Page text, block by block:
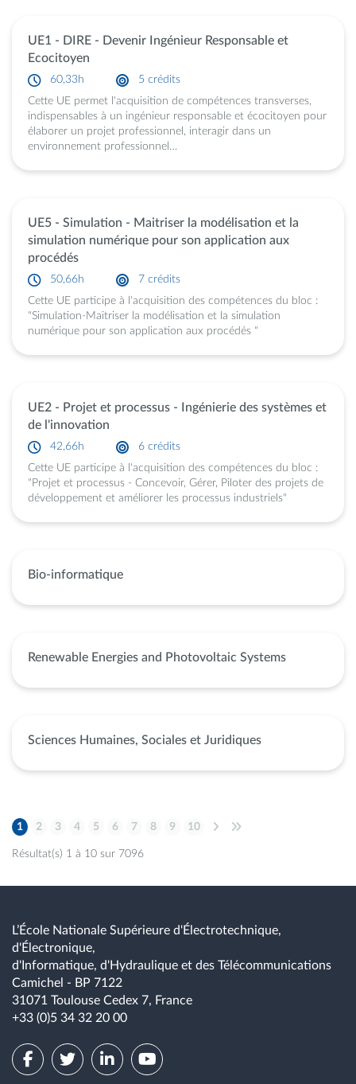
UE1 - DIRE - Devenir Ingénieur Responsable et
Ecocitoyen
60,33h
5 crédits
Cette UE permet l'acquisition de compétences transverses,
indispensables à un ingénieur responsable et écocitoyen pour
élaborer un projet professionnel, interagir dans un
environnement professionnel…
UE5 - Simulation - Maitriser la modélisation et la
simulation numérique pour son application aux
procédés
50,66h
7 crédits
Cette UE participe à l'acquisition des compétences du bloc :
"Simulation-Maitriser la modélisation et la simulation
numérique pour son application aux procédés "
UE2 - Projet et processus - Ingénierie des systèmes et
de l'innovation
42,66h
6 crédits
Cette UE participe à l'acquisition des compétences du bloc :
"Projet et processus - Concevoir, Gérer, Piloter des projets de
développement et améliorer les processus industriels"
Bio-informatique
Renewable Energies and Photovoltaic Systems
Sciences Humaines, Sociales et Juridiques
1 2 3 4 5 6 7 8 9 10
Résultat(s) 1 à 10 sur 7096
L’École Nationale Supérieure d'Électrotechnique,
d'Électronique,
d'Informatique, d'Hydraulique et des Télécommunications
Camichel - BP 7122
31071 Toulouse Cedex 7, France
+33 (0)5 34 32 20 00